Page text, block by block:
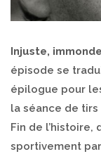
Injuste,
épisode se
épilogue pour
la séance de
Fin de l’histoire,
sportivement